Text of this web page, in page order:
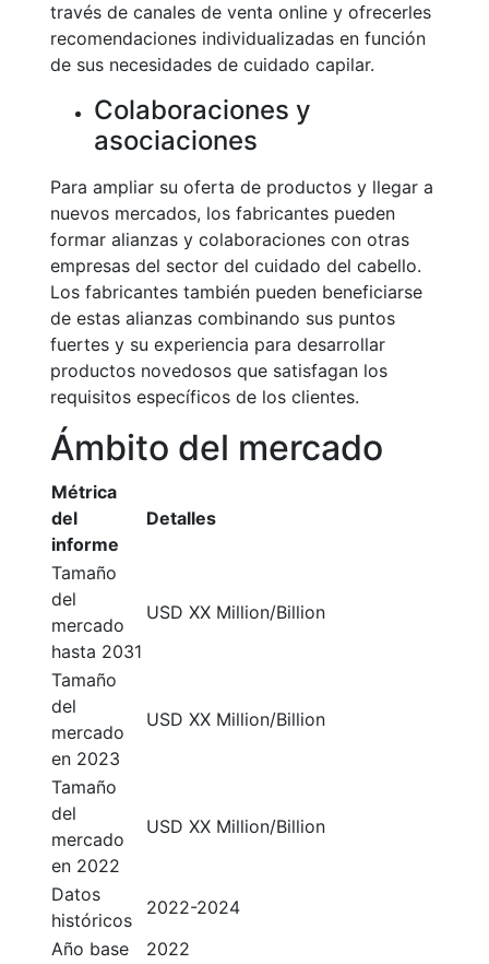
través de canales de venta online y ofrecerles
recomendaciones individualizadas en función
de sus necesidades de cuidado capilar.
Colaboraciones y
asociaciones
Para ampliar su oferta de productos y llegar a
nuevos mercados, los fabricantes pueden
formar alianzas y colaboraciones con otras
empresas del sector del cuidado del cabello.
Los fabricantes también pueden beneficiarse
de estas alianzas combinando sus puntos
fuertes y su experiencia para desarrollar
productos novedosos que satisfagan los
requisitos específicos de los clientes.
Ámbito del mercado
Métrica
del
informe
Detalles
Tamaño
del
mercado
hasta 2031
USD XX Million/Billion
Tamaño
del
mercado
en 2023
USD XX Million/Billion
Tamaño
del
mercado
en 2022
USD XX Million/Billion
Datos
históricos
2022-2024
Año base
2022